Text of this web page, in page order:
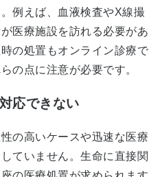
例えば、血液検査やX線撮
医療施設を訪れる必要があ
の処置もオンライン診療で
の点に注意が必要です。
応できない
の高いケースや迅速な医療
ていません。生命に直接関